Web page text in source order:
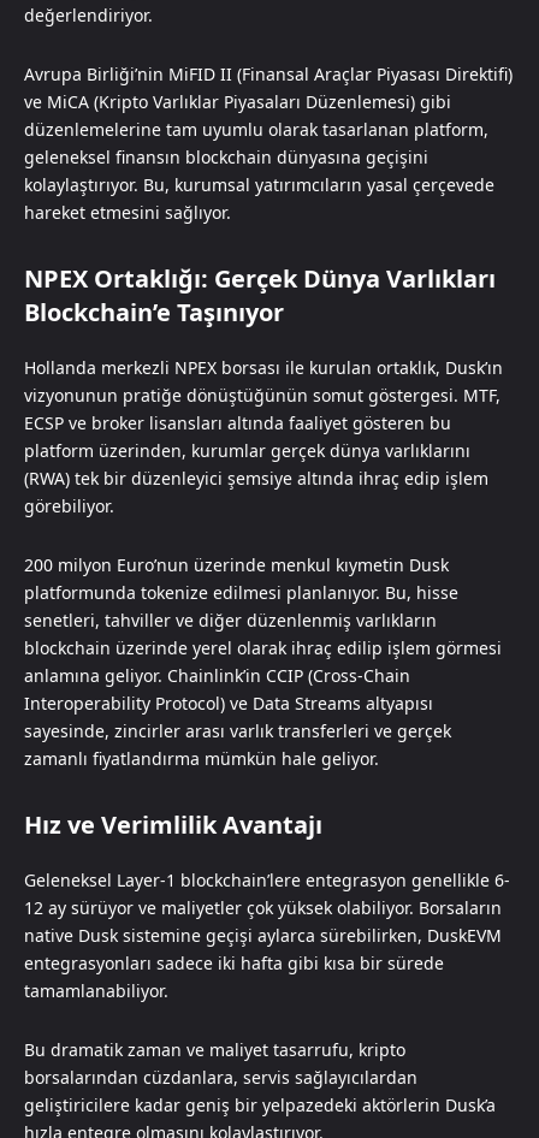
değerlendiriyor.
Avrupa Birliği’nin MiFID II (Finansal Araçlar Piyasası Direktifi)
ve MiCA (Kripto Varlıklar Piyasaları Düzenlemesi) gibi
düzenlemelerine tam uyumlu olarak tasarlanan platform,
geleneksel finansın blockchain dünyasına geçişini
kolaylaştırıyor. Bu, kurumsal yatırımcıların yasal çerçevede
hareket etmesini sağlıyor.
NPEX Ortaklığı: Gerçek Dünya Varlıkları
Blockchain’e Taşınıyor
Hollanda merkezli NPEX borsası ile kurulan ortaklık, Dusk’ın
vizyonunun pratiğe dönüştüğünün somut göstergesi. MTF,
ECSP ve broker lisansları altında faaliyet gösteren bu
platform üzerinden, kurumlar gerçek dünya varlıklarını
(RWA) tek bir düzenleyici şemsiye altında ihraç edip işlem
görebiliyor.
200 milyon Euro’nun üzerinde menkul kıymetin Dusk
platformunda tokenize edilmesi planlanıyor. Bu, hisse
senetleri, tahviller ve diğer düzenlenmiş varlıkların
blockchain üzerinde yerel olarak ihraç edilip işlem görmesi
anlamına geliyor. Chainlink’in CCIP (Cross-Chain
Interoperability Protocol) ve Data Streams altyapısı
sayesinde, zincirler arası varlık transferleri ve gerçek
zamanlı fiyatlandırma mümkün hale geliyor.
Hız ve Verimlilik Avantajı
Geleneksel Layer-1 blockchain’lere entegrasyon genellikle 6-
12 ay sürüyor ve maliyetler çok yüksek olabiliyor. Borsaların
native Dusk sistemine geçişi aylarca sürebilirken, DuskEVM
entegrasyonları sadece iki hafta gibi kısa bir sürede
tamamlanabiliyor.
Bu dramatik zaman ve maliyet tasarrufu, kripto
borsalarından cüzdanlara, servis sağlayıcılardan
geliştiricilere kadar geniş bir yelpazedeki aktörlerin Dusk’a
hızla entegre olmasını kolaylaştırıyor.